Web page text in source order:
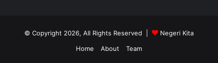
© Copyright 2026, All Rights Reserved |
Negeri Kita
Home
About Team